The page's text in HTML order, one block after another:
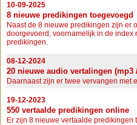
10-09-2025
8 nieuwe predikingen toegevoegd
Naast de 8 nieuwe predikingen zijn er
doorgevoerd, voornamelijk in de
predikingen.
08-12-2024
20 nieuwe audio vertalingen (mp3
Daarnaast zijn er twee vervangen met
19-12-2023
550 vertaalde predikingen online
Er zijn 8 nieuwe vertaalde predikingen